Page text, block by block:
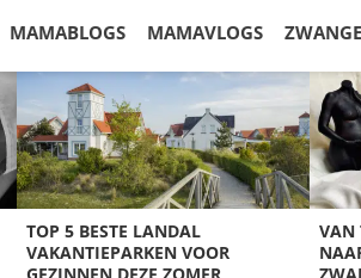
MAMABLOGS MAMAVLOGS
KORTINGEN
TOP 5 BESTE LANDAL
VAKANTIEPARKEN VOOR
VAN